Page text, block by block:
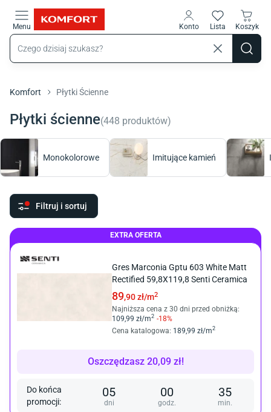
Menu Konto Lista Koszyk
Komfort Płytki Ścienne
Płytki ścienne(448 produktów)
Monokolorowe Imitujące kamień
Filtruj i sortuj
EXTRA OFERTA
Gres Marconia Gptu 603 White Matt
Rectified 59,8X119,8 Senti Ceramica
89,90 zł/m2
Najniższa cena z 30 dni przed obniżką:
109,99 zł/m2 -18%
Cena katalogowa: 189,99 zł/m2
Oszczędzasz 20,09 zł!
Do końca
promocji:
05
dni
00
godz.
35
min.